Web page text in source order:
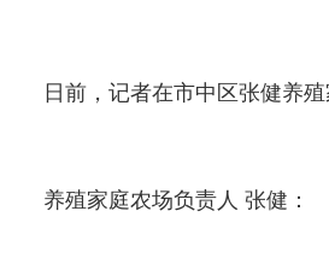
日前，记者在市中区张健养
养殖家庭农场负责人 张健：